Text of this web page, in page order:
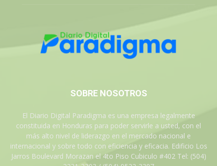
SOBRE NOSOTROS
El Diario Digital Paradigma es una empresa legalmente
constituida en Honduras para poder servirle a usted, con el
más alto nivel de liderazgo en el mercado nacional e
internacional y sobre todo con eficiencia y eficacia. Edificio Los
Jarros Boulevard Morazan el 4to Piso Cubiculo #402 Tel: (504)